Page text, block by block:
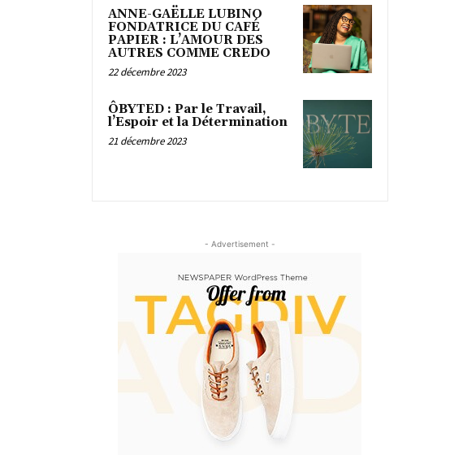
ANNE-GAËLLE LUBINO
FONDATRICE DU CAFÉ
PAPIER : L’AMOUR DES
AUTRES COMME CREDO
22 décembre 2023
ÔBYTED : Par le Travail,
l’Espoir et la Détermination
21 décembre 2023
- Advertisement -